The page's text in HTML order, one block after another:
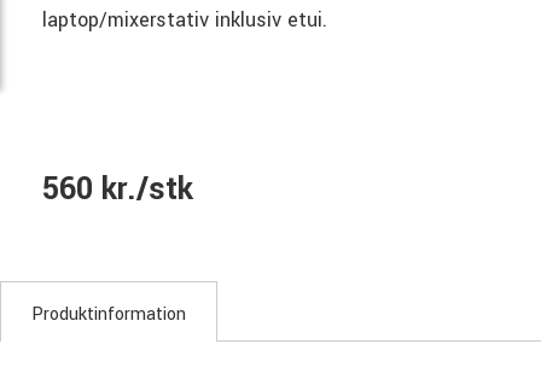
laptop/mixerstativ inklusiv etui.
560 kr./stk
Produktinformation